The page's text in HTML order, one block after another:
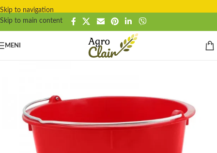
Skip to navigation
Skip to main content
MENI